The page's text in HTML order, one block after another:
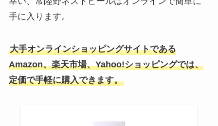
手に入ります。
大手オンラインショッピングサイトである
Amazon、楽天市場、Yahoo!ショッピングでは、
定価で手軽に購入できます。